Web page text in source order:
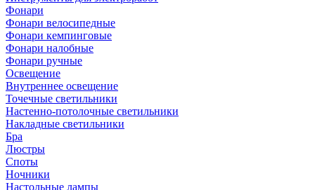
Фонари
Фонари велосипедные
Фонари кемпинговые
Фонари налобные
Фонари ручные
Освещение
Внутреннее освещение
Точечные светильники
Настенно-потолочные светильники
Накладные светильники
Бра
Люстры
Споты
Ночники
Настольные лампы